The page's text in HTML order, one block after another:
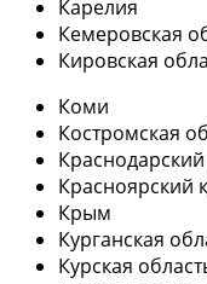
Карелия
Кемеровская
Кировская
Коми
Костромская
Красноярский
Крым
Курганская
Курская